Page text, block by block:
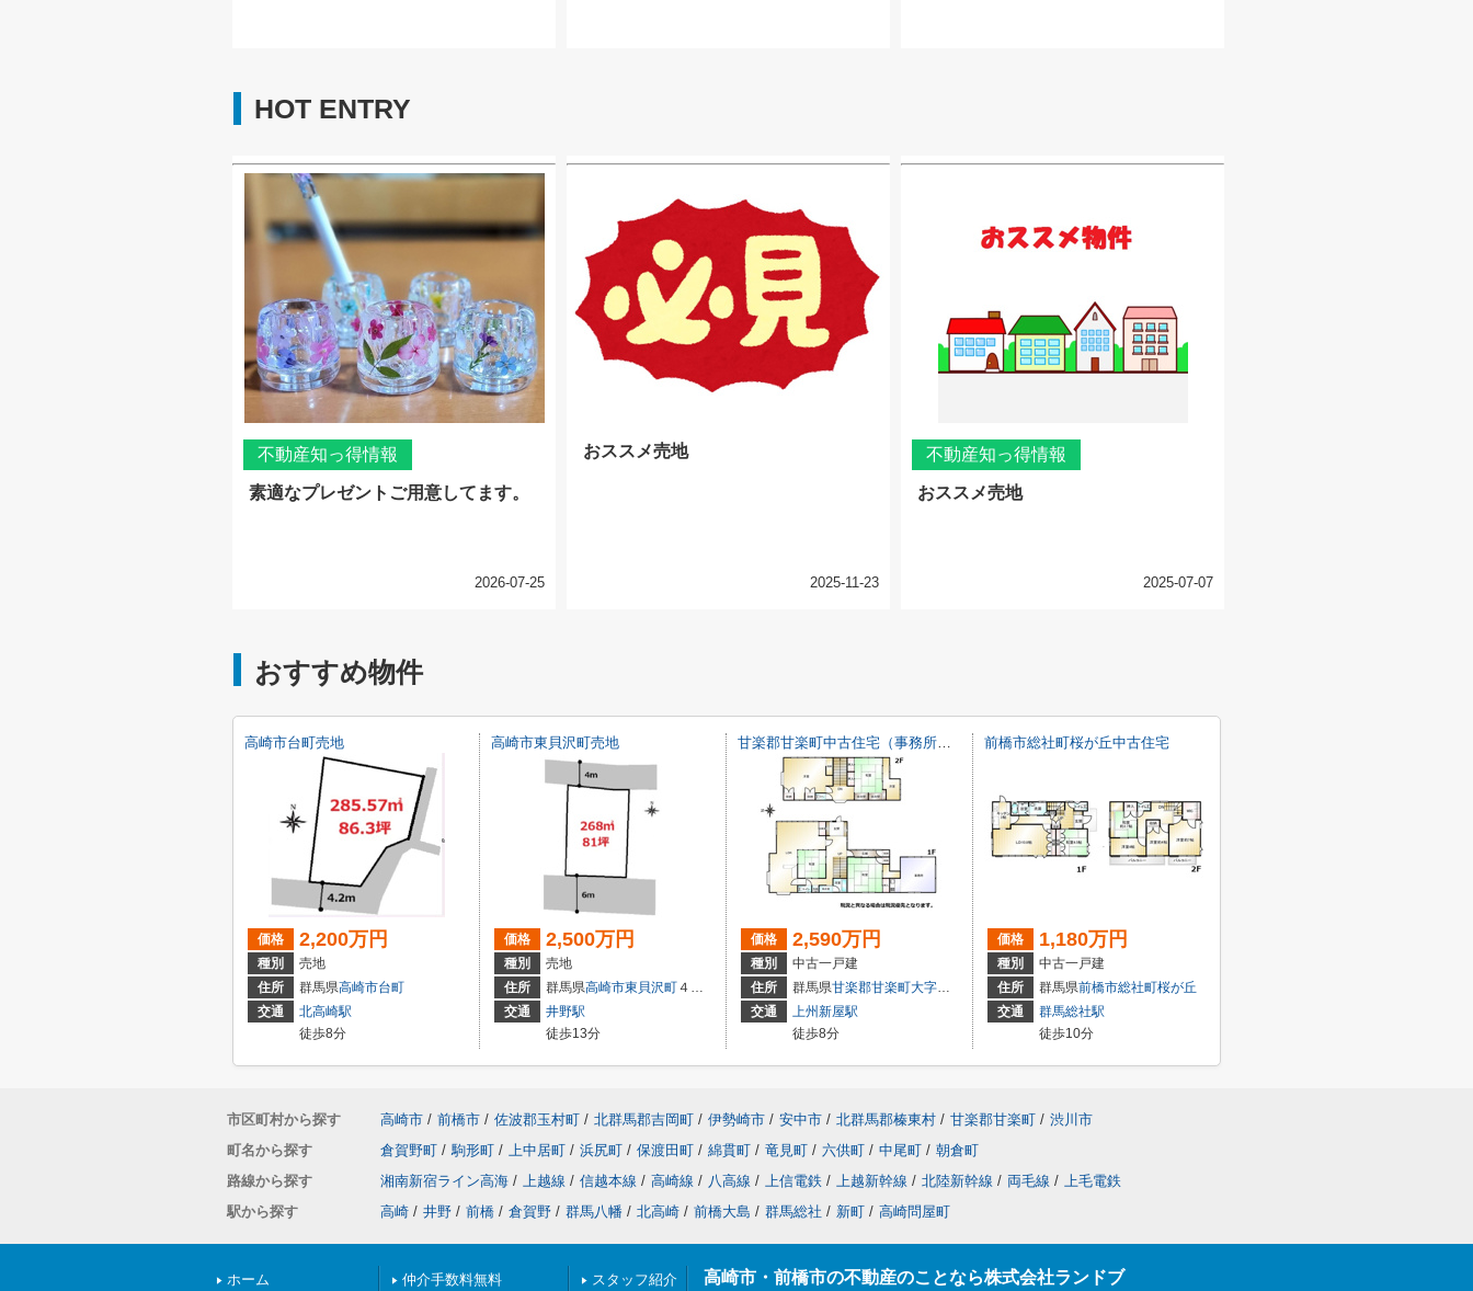
HOT ENTRY
不動産知っ得情報
素適なプレゼントご用意してます。
2026-07-25
おススメ売地
2025-11-23
不動産知っ得情報
おススメ売地
2025-07-07
おすすめ物件
高崎市台町売地
価格 2,200万円
種別
売地
住所
群馬県高崎市台町
交通
北高崎駅
徒歩8分
高崎市東貝沢町売地
価格 2,500万円
種別
売地
住所
群馬県高崎市東貝沢町４丁目
交通
井野駅
徒歩13分
価格 2,590万円
種別
中古一戸建
住所
群馬県甘楽郡甘楽町大字金井
交通
上州新屋駅
徒歩8分
前橋市総社町桜が丘中古住宅
価格 1,180万円
種別
中古一戸建
住所
群馬県前橋市総社町桜が丘
交通
群馬総社駅
徒歩10分
市区町村から探す 高崎市 / 前橋市 / 佐波郡玉村町 / 北群馬郡吉岡町 / 伊勢崎市 / 安中市 / 北群馬郡榛東村 / 甘楽郡甘楽町 / 渋川市
町名から探す
倉賀野町 / 駒形町 / 上中居町 / 浜尻町 / 保渡田町 / 綿貫町 / 竜見町 / 六供町 / 中尾町 / 朝倉町
路線から探す
湘南新宿ライン高海 / 上越線 / 信越本線 / 高崎線 / 八高線 / 上信電鉄 / 上越新幹線 / 北陸新幹線 / 両毛線 /
上毛電鉄
駅から探す
高崎 / 井野 / 前橋 / 倉賀野 / 群馬八幡 / 北高崎 / 前橋大島 / 群馬総社 / 新町 / 高崎問屋町
ホーム 仲介手数料無料 スタッフ紹介 高崎市・前橋市の不動産のことなら株式会社ランドブ